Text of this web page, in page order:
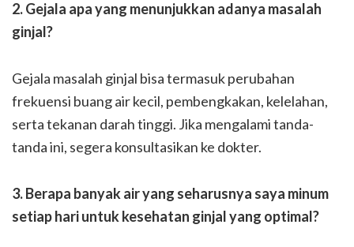
2. Gejala apa yang menunjukkan adanya masalah
ginjal?
Gejala masalah ginjal bisa termasuk perubahan
frekuensi buang air kecil, pembengkakan, kelelahan,
serta tekanan darah tinggi. Jika mengalami tanda-
tanda ini, segera konsultasikan ke dokter.
3. Berapa banyak air yang seharusnya saya minum
setiap hari untuk kesehatan ginjal yang optimal?